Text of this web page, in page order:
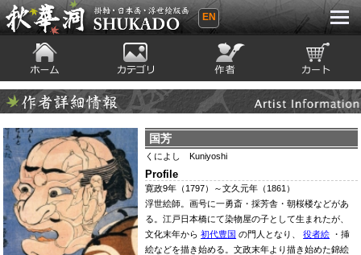
秋華洞 SHUKADO 掛軸・日本画・浮世
EN
ホーム カテゴリ 絵師 カート
作者詳細情報 国芳
くによし Kuniyoshi
Profile
寛政9年（1797）～文久元年（1861）
浮世絵師。画号に一勇斎・採芳舎・朝桜楼などがあ
る。江戸日本橋にて染物屋の子として生まれたが、
文化末年から初代豊国 の門人となり、役者絵 ・挿
絵などを描き始める。文政末年より描き始めた錦絵